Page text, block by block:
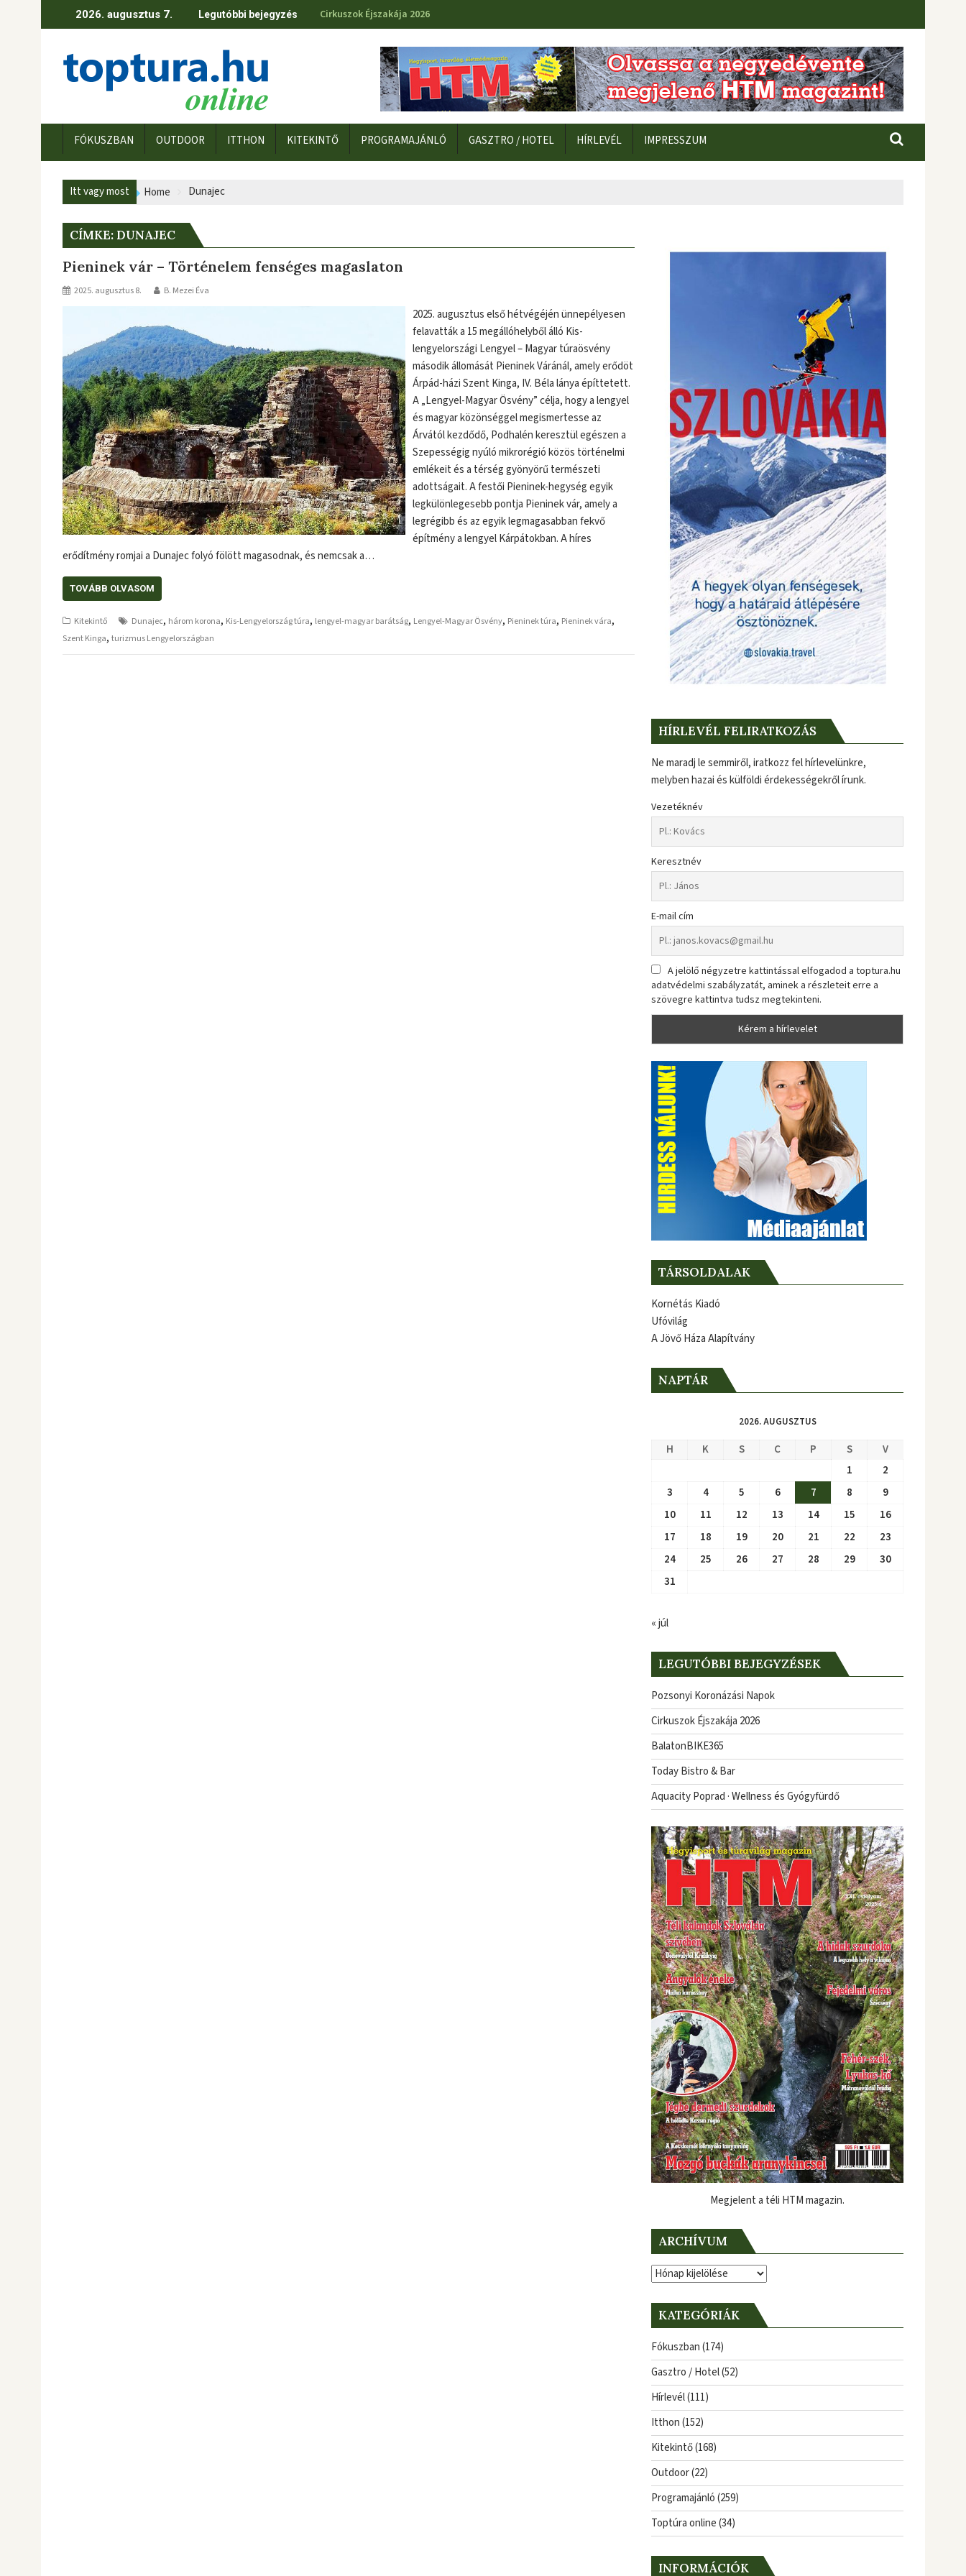
2026. augusztus 7. Legutóbbi bejegyzés Cirkuszok Éjszakája 2026
FÓKUSZBAN OUTDOOR ITTHON KITEKINTŐ PROGRAMAJÁNLÓ GASZTRO / HOTEL HÍRLEVÉL IMPRESSZUM
Itt vagy most Home Dunajec
CÍMKE: DUNAJEC
Pieninek vár – Történelem fenséges magaslaton
2025. augusztus 8. B. Mezei Éva
2025. augusztus első hétvégéjén ünnepélyesen
felavatták a 15 megállóhelyből álló Kis-
lengyelországi Lengyel – Magyar túraösvény
második állomását Pieninek Váránál, amely erődöt
Árpád-házi Szent Kinga, IV. Béla lánya építtetett.
A „Lengyel-Magyar Ösvény” célja, hogy a lengyel
és magyar közönséggel megismertesse az
Árvától kezdődő, Podhalén keresztül egészen a
Szepességig nyúló mikrorégió közös történelmi
emlékeit és a térség gyönyörű természeti
adottságait. A festői Pieninek-hegység egyik
legkülönlegesebb pontja Pieninek vár, amely a
legrégibb és az egyik legmagasabban fekvő
építmény a lengyel Kárpátokban. A híres
erődítmény romjai a Dunajec folyó fölött magasodnak, és nemcsak a…
TOVÁBB OLVASOM
Kitekintő Dunajec, három korona, Kis-Lengyelország túra, lengyel-magyar barátság, Lengyel-Magyar Ösvény, Pieninek túra, Pieninek vára,
Szent Kinga, turizmus Lengyelországban
HÍRLEVÉL FELIRATKOZÁS
Ne maradj le semmiről, iratkozz fel hírlevelünkre,
melyben hazai és külföldi érdekességekről írunk.
Vezetéknév
Keresztnév
E-mail cím
A jelölő négyzetre kattintással elfogadod a toptura.hu
adatvédelmi szabályzatát, aminek a részleteit erre a
szövegre kattintva tudsz megtekinteni.
TÁRSOLDALAK
Kornétás Kiadó
Ufóvilág
A Jövő Háza Alapítvány
NAPTÁR
2026. AUGUSZTUS
H K S C P S
V
1
2
3
4 5 6 7 8
9
10
11 12 13 14 15
16
17
18 19 20 21 22
23
24
25 26 27 28 29
30
31
« júl
LEGUTÓBBI BEJEGYZÉSEK
Pozsonyi Koronázási Napok
Cirkuszok Éjszakája 2026
BalatonBIKE365
Today Bistro & Bar
Aquacity Poprad · Wellness és Gyógyfürdő
Megjelent a téli HTM magazin.
ARCHÍVUM
Archívum
KATEGÓRIÁK
Fókuszban(174)
Gasztro / Hotel(52)
Hírlevél(111)
Itthon(152)
Kitekintő(168)
Outdoor(22)
Programajánló(259)
Toptúra online(34)
INFORMÁCIÓK